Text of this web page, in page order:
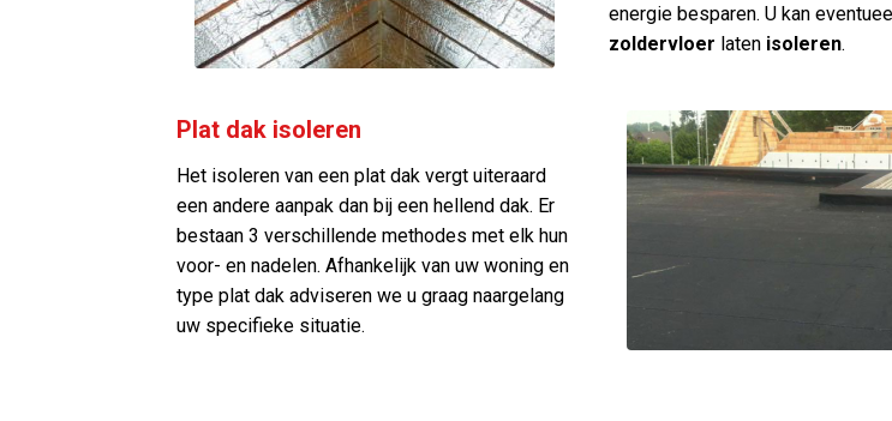
energie besparen. U kan
zoldervloer laten isoleren.
Plat dak isoleren
Het isoleren van een plat dak vergt uiteraard
een andere aanpak dan bij een hellend dak. Er
bestaan 3 verschillende methodes met elk hun
voor- en nadelen. Afhankelijk van uw woning en
type plat dak adviseren we u graag naargelang
uw specifieke situatie.